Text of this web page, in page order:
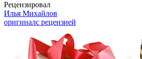
Рецензировал
Илья Михайлов
оригиналс рецензией